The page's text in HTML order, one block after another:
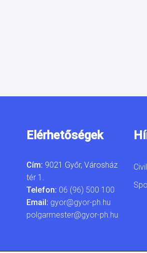
Elérhetőségek
Cím: 9021 Győr, Városház
tér 1.
Telefon: 06 (96) 500 100
Email: gyor@gyor-ph.hu
polgarmester@gyor-ph.hu